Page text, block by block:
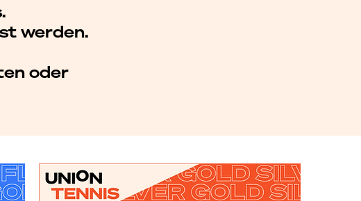
werden.
oder